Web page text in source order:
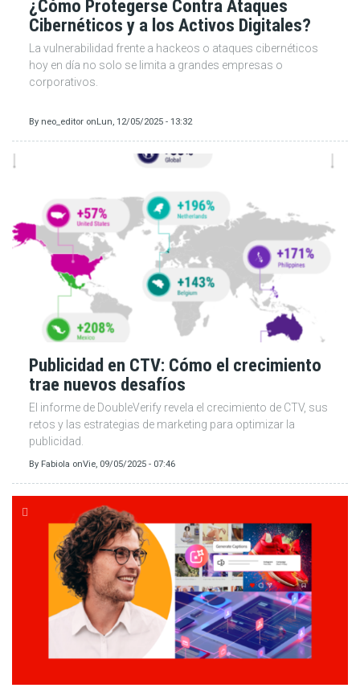
¿Cómo Protegerse Contra Ataques
Cibernéticos y a los Activos Digitales?
La vulnerabilidad frente a hackeos o ataques cibernéticos
hoy en día no solo se limita a grandes empresas o
corporativos.
By neo_editor onLun, 12/05/2025 - 13:32
Publicidad en CTV: Cómo el crecimiento
trae nuevos desafíos
El informe de DoubleVerify revela el crecimiento de CTV, sus
retos y las estrategias de marketing para optimizar la
publicidad.
By Fabiola onVie, 09/05/2025 - 07:46